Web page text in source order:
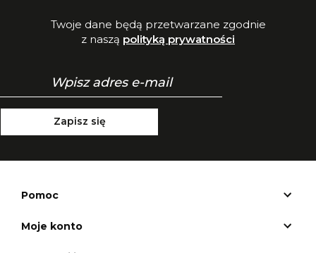
Twoje dane będą przetwarzane zgodnie
z naszą polityką prywatności
Zapisz się
Pomoc
Moje konto